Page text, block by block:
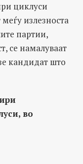
циклуси
излезноста
партии,
се намалуваат
кандидат што
во